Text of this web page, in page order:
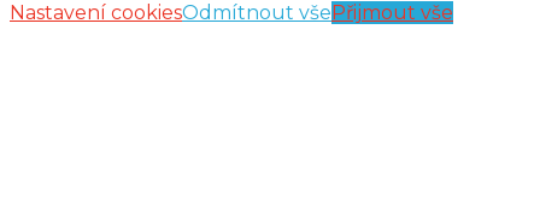
Nastavení cookiesOdmítnout vše Přijmout vše